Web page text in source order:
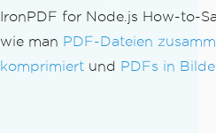
IronPDF for Node.js How-to-
wie man PDF-Dateien
komprimiert und PDFs in